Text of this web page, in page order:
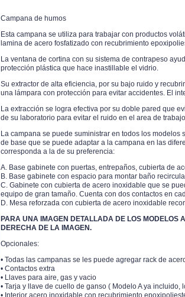
Campana de humos
Esta campana se utiliza para trabajar con productos
lamina de acero fosfatizado con recubrimiento
La ventana de cortina con su sistema de contrapeso
protección plástica que hace inastillable el vidrio.
Su extractor de alta eficiencia, por su bajo ruido y
una lámpara con protección para evitar accidentes. El
La extracción se logra efectiva por su doble pared que
de su laboratorio para evitar el ruido en el area de
La campana se puede suministrar en todos los
de base que se puede adaptar a la campana en las
corresponda a la de su preferencia:
A. Base gabinete con puertas, entrepaños, cubierta de
B. Base gabinete con espacio para montar baño
C. Gabinete con cubierta de acero inoxidable que se
equipo de gran tamaño. Cuenta con dos contactos en
D. Mesa reforzada con cubierta de acero inoxidable
PARA UNA IMAGEN DETALLADA DE LOS MODELOS
DERECHA DE LA IMAGEN.
Opcionales:
• Todas las campanas se les puede agregar rack de
• Contactos extra
• Llaves para aire, gas y vacio
• Tarja y llave de cuello de ganso ( Modelo A ya incluido,
• Interior acero inoxidable con recubrimiento